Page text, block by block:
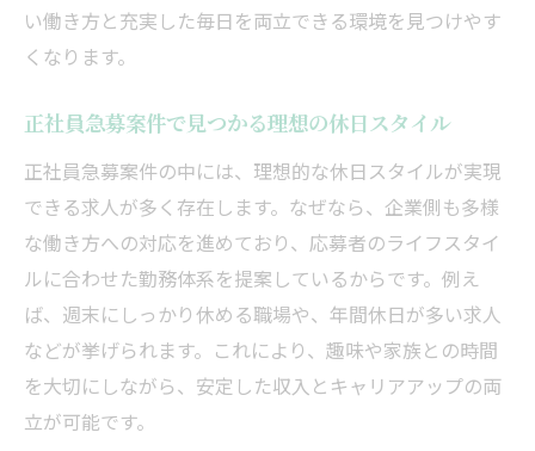
い働き方と充実した毎日を両立できる環境を見つけやす
くなります。
正社員急募案件で見つかる理想の休日スタイル
正社員急募案件の中には、理想的な休日スタイルが実現
できる求人が多く存在します。なぜなら、企業側も多様
な働き方への対応を進めており、応募者のライフスタイ
ルに合わせた勤務体系を提案しているからです。例え
ば、週末にしっかり休める職場や、年間休日が多い求人
などが挙げられます。これにより、趣味や家族との時間
を大切にしながら、安定した収入とキャリアアップの両
立が可能です。